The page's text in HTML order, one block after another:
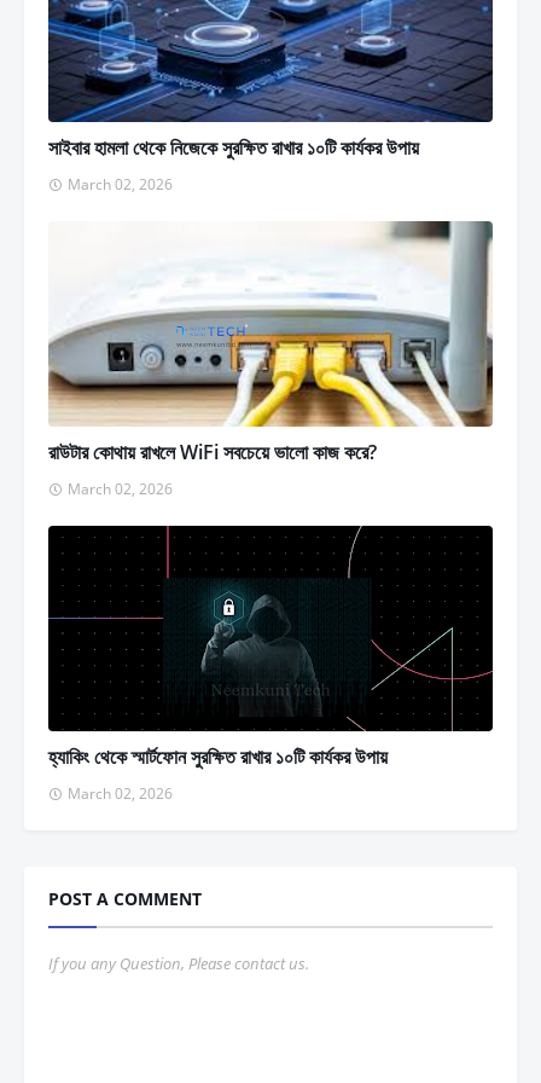
সাইবার হামলা থেকে নিজেকে সুরক্ষিত রাখার ১০টি কার্যকর উপায়
March 02, 2026
রাউটার কোথায় রাখলে WiFi সবচেয়ে ভালো কাজ করে?
March 02, 2026
হ্যাকিং থেকে স্মার্টফোন সুরক্ষিত রাখার ১০টি কার্যকর উপায়
March 02, 2026
POST A COMMENT
If you any Question, Please contact us.